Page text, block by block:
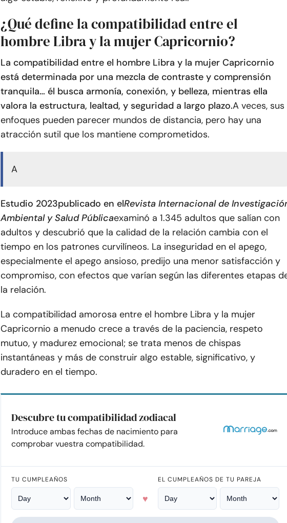
¿Qué define la compatibilidad entre el
hombre Libra y la mujer Capricornio?
La compatibilidad entre el hombre Libra y la mujer Capricornio
está determinada por una mezcla de contraste y comprensión
tranquila… él busca armonía, conexión, y belleza, mientras ella
valora la estructura, lealtad, y seguridad a largo plazo.A veces, sus
enfoques pueden parecer mundos de distancia, pero hay una
atracción sutil que los mantiene comprometidos.
A
Estudio 2023publicado en elRevista Internacional de
Ambiental y Salud Públicaexaminó a 1.345 adultos que salían con
adultos y descubrió que la calidad de la relación cambia con el
tiempo en los patrones curvilíneos. La inseguridad en el apego,
especialmente el apego ansioso, predijo una menor satisfacción y
compromiso, con efectos que varían según las diferentes etapas
la relación.
La compatibilidad amorosa entre el hombre Libra y la mujer
Capricornio a menudo crece a través de la paciencia, respeto
mutuo, y madurez emocional; se trata menos de chispas
instantáneas y más de construir algo estable, significativo, y
duradero en el tiempo.
Descubre tu compatibilidad zodiacal
Introduce ambas fechas de nacimiento para
comprobar vuestra compatibilidad.
TU CUMPLEAÑOS
♥
EL CUMPLEAÑOS DE TU PAREJA